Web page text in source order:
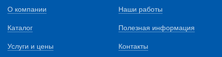
О компании
Каталог
Услуги и цены
Наши работы
Полезная информация
Контакты